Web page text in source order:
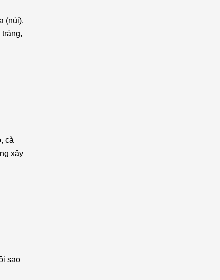
(núi).
cà
xây
sao